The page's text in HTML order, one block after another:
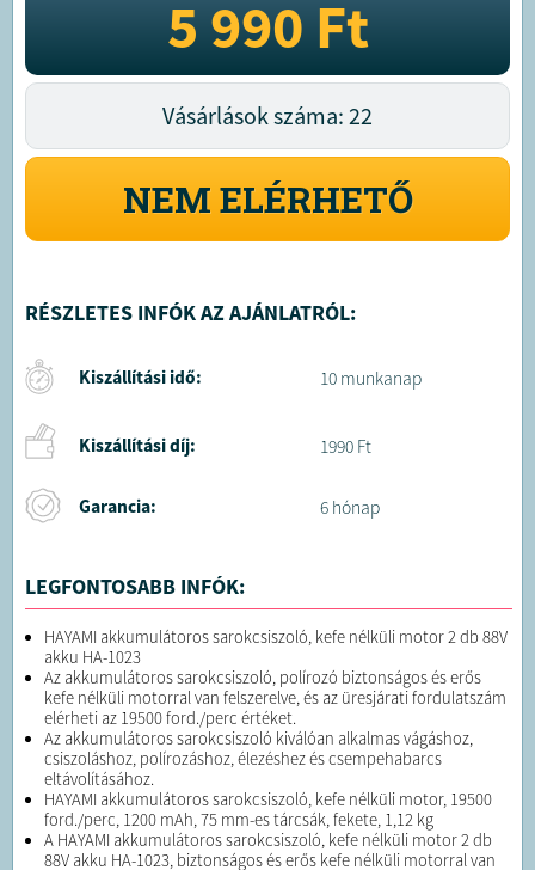
5 990Ft
Vásárlások száma: 22
NEM ELÉRHETŐ
RÉSZLETES INFÓK AZ AJÁNLATRÓL:
Kiszállítási idő: 10 munkanap
Kiszállítási díj: 1990 Ft
Garancia: 6 hónap
LEGFONTOSABB INFÓK:
HAYAMI akkumulátoros sarokcsiszoló, kefe nélküli motor 2 db 88V
akku HA-1023
Az akkumulátoros sarokcsiszoló, polírozó biztonságos és erős
kefe nélküli motorral van felszerelve, és az üresjárati fordulatszám
elérheti az 19500 ford./perc értéket.
Az akkumulátoros sarokcsiszoló kiválóan alkalmas vágáshoz,
csiszoláshoz, polírozáshoz, élezéshez és csempehabarcs
eltávolításához.
HAYAMI akkumulátoros sarokcsiszoló, kefe nélküli motor, 19500
ford./perc, 1200 mAh, 75 mm-es tárcsák, fekete, 1,12 kg
A HAYAMI akkumulátoros sarokcsiszoló, kefe nélküli motor 2 db
88V akku HA-1023, biztonságos és erős kefe nélküli motorral van